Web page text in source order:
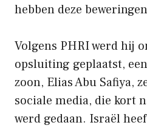
hebben deze
Volgens PHRI werd hij
opsluiting geplaatst,
zoon, Elias Abu Safiya,
sociale media, die kort
werd gedaan. Israël